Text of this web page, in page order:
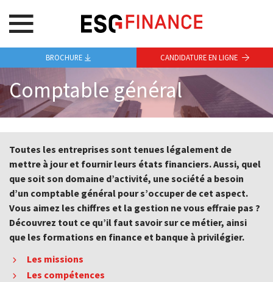
Comptable général
Toutes les entreprises sont tenues légalement de
mettre à jour et fournir leurs états financiers. Aussi, quel
que soit son domaine d’activité, une société a besoin
d’un comptable général pour s’occuper de cet aspect.
Vous aimez les chiffres et la gestion ne vous effraie pas ?
Découvrez tout ce qu’il faut savoir sur ce métier, ainsi
que les formations en finance et banque à privilégier.
Les missions
Les compétences
BROCHURE CANDIDATURE EN LIGNE